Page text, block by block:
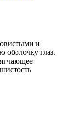
и
оболочку глаз.